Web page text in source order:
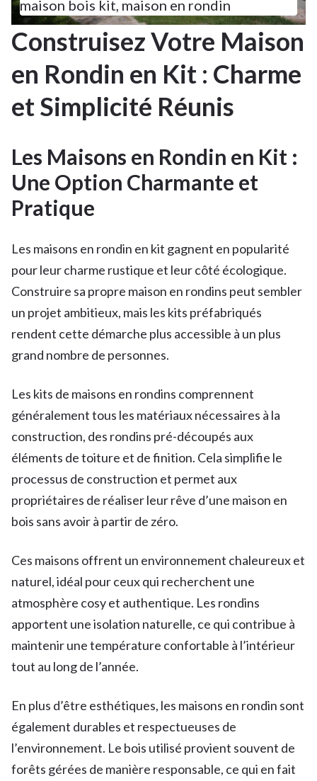
maison bois kit maison en rondin
Construisez Votre Maison
en Rondin en Kit : Charme
et Simplicité Réunis
Les Maisons en Rondin en Kit :
Une Option Charmante et
Pratique
Les maisons en rondin en kit gagnent en popularité
pour leur charme rustique et leur côté écologique.
Construire sa propre maison en rondins peut sembler
un projet ambitieux, mais les kits préfabriqués
rendent cette démarche plus accessible à un plus
grand nombre de personnes.
Les kits de maisons en rondins comprennent
généralement tous les matériaux nécessaires à la
construction, des rondins pré-découpés aux
éléments de toiture et de finition. Cela simplifie le
processus de construction et permet aux
propriétaires de réaliser leur rêve d’une maison en
bois sans avoir à partir de zéro.
Ces maisons offrent un environnement chaleureux et
naturel, idéal pour ceux qui recherchent une
atmosphère cosy et authentique. Les rondins
apportent une isolation naturelle, ce qui contribue à
maintenir une température confortable à l’intérieur
tout au long de l’année.
En plus d’être esthétiques, les maisons en rondin sont
également durables et respectueuses de
l’environnement. Le bois utilisé provient souvent de
forêts gérées de manière responsable, ce qui en fait